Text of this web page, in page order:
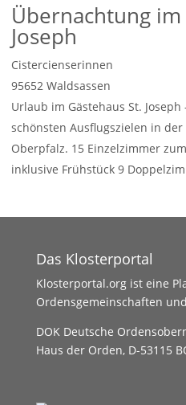
Übernachtung im
Joseph
Cistercienserinnen
95652 Waldsassen
Urlaub im Gästehaus St.
schönsten Ausflugszielen in
Oberpfalz. 15 Einzelzimmer
inklusive Frühstück 9
Das Klosterportal
Klosterportal.org ist eine
Ordensgemeinschaften
DOK Deutsche
Haus der Orden, D-53115